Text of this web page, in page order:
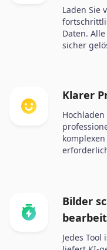
Laden Sie
Daten.
sicher
Klarer
Bilder
Jedes